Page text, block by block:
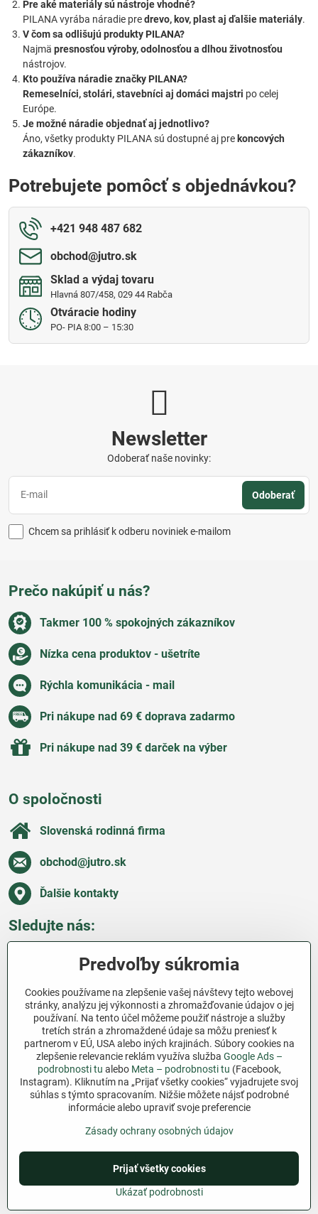
Pre aké materiály sú nástroje vhodné?
PILANA vyrába náradie predrevo, kov, plast aj ďalšie materiály.
V čom sa odlišujú produkty PILANA?
Najmä presnosťou výroby, odolnosťou a dlhou životnosťou
nástrojov.
Kto používa náradie značky PILANA?
Remeselníci, stolári, stavebníci aj domáci majstri po celej
Európe.
Je možné náradie objednať aj jednotlivo?
Áno, všetky produkty PILANA sú dostupné aj prekoncových
zákazníkov.
Potrebujete pomôcť s objednávkou?
+421 948 487 682
obchod​@jutro​.sk
Sklad a výdaj tovaru
Hlavná 807/458, 029 44 Rabča
Otváracie hodiny
PO- PIA 8:00 – 15:30
Newsletter
Odoberať naše novinky:
Odoberať
Chcem sa prihlásiť k odberu noviniek e-mailom
Prečo nakúpiť u nás?
Takmer 100 % spokojných zákazníkov
Nízka cena produktov - ušetríte
Rýchla komunikácia - mail
Pri nákupe nad 69 € doprava zadarmo
Pri nákupe nad 39 € darček na výber
O spoločnosti
Slovenská rodinná firma
obchod​@jutro​.sk
Ďalšie kontakty
Sledujte nás:
Všetko o nákupe
Ďakujeme za podporu
Sme slovenský e-shop bez dotácií​. Fungujeme len
vďaka vám – ľuďom, ktorí veria v poctivú prácu a
lásku k pôde​. Každý nákup na Jutro​.sk nám pomáha
pokračovať v tom, čo má zmysel – pomáhať
záhradkárom zadarmo a srdcom​.
©2026Copyright
Predvoľby súkromiaZásady ochrany osobných údajov
Podmienky používania
Vytvorené pomocou:BiznisWeb.sk
Predvoľby súkromia
Cookies používame na zlepšenie vašej návštevy tejto webovej
stránky, analýzu jej výkonnosti a zhromažďovanie údajov o jej
používaní. Na tento účel môžeme použiť nástroje a služby
tretích strán a zhromaždené údaje sa môžu preniesť k
partnerom v EÚ, USA alebo iných krajinách. Súbory cookies na
zlepšenie relevancie reklám využíva služba Google Ads –
podrobnosti tu alebo Meta – podrobnosti tu (Facebook,
Instagram). Kliknutím na „Prijať všetky cookies“ vyjadrujete svoj
súhlas s týmto spracovaním. Nižšie môžete nájsť podrobné
informácie alebo upraviť svoje preferencie
Zásady ochrany osobných údajov
Ukázať podrobnosti
Prijať všetky cookies